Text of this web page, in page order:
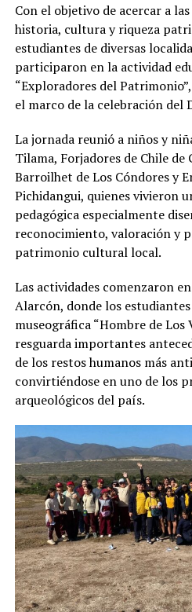
Con el objetivo de acercar a
historia, cultura y riqueza
estudiantes de diversas
participaron en la actividad
“Exploradores del
el marco de la celebración del
La jornada reunió a niños y
Tilama, Forjadores de Chile de
Barroilhet de Los Cóndores y
Pichidangui, quienes vivieron
pedagógica especialmente
reconocimiento, valoración y
patrimonio cultural local.
Las actividades comenzaron
Alarcón, donde los
museográfica “Hombre de Los
resguarda importantes
de los restos humanos más
convirtiéndose en uno de los
arqueológicos del país.